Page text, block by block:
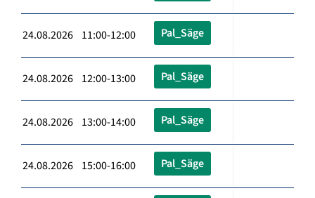
24.08.2026 11:00-12:00 Pal_Säge
24.08.2026 12:00-13:00 Pal_Säge
24.08.2026 13:00-14:00 Pal_Säge
24.08.2026 15:00-16:00 Pal_Säge